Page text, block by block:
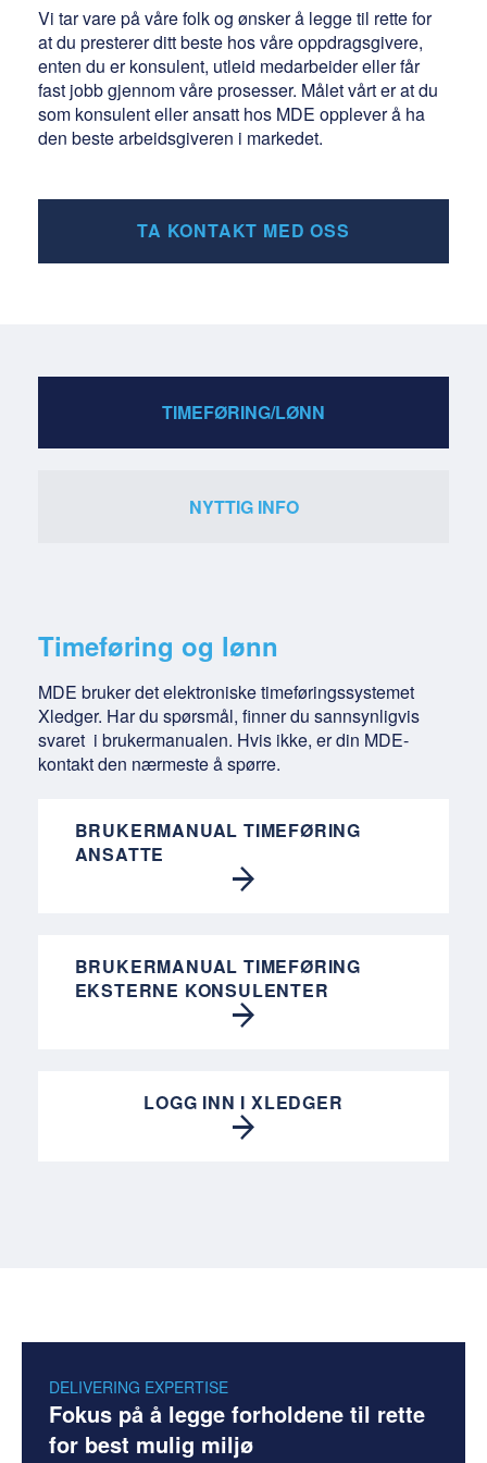
Vi tar vare på våre folk og ønsker å legge til rette for
at du presterer ditt beste hos våre oppdragsgivere,
enten du er konsulent, utleid medarbeider eller får
fast jobb gjennom våre prosesser. Målet vårt er at du
som konsulent eller ansatt hos MDE opplever å ha
den beste arbeidsgiveren i markedet.
TA KONTAKT MED OSS
TIMEFØRING/LØNN
NYTTIG INFO
Timeføring og lønn
MDE bruker det elektroniske timeføringssystemet
Xledger. Har du spørsmål, finner du sannsynligvis
svaret i brukermanualen. Hvis ikke, er din MDE-
kontakt den nærmeste å spørre.
BRUKERMANUAL TIMEFØRING
ANSATTE
BRUKERMANUAL TIMEFØRING
EKSTERNE KONSULENTER
LOGG INN I XLEDGER
DELIVERING EXPERTISE
Fokus på å legge forholdene til rette
for best mulig miljø